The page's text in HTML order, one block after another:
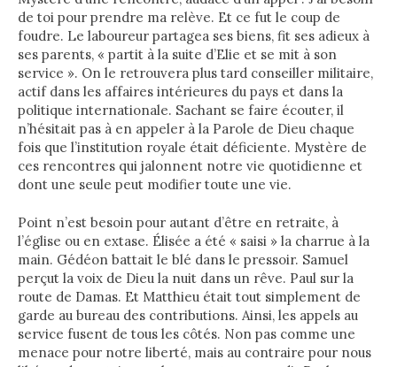
de toi pour prendre ma relève. Et ce fut le coup de
foudre. Le laboureur partagea ses biens, fit ses adieux à
ses parents, « partit à la suite d’Elie et se mit à son
service ». On le retrouvera plus tard conseiller militaire,
actif dans les affaires intérieures du pays et dans la
politique internationale. Sachant se faire écouter, il
n’hésitait pas à en appeler à la Parole de Dieu chaque
fois que l’institution royale était déficiente. Mystère de
ces rencontres qui jalonnent notre vie quotidienne et
dont une seule peut modifier toute une vie.
Point n’est besoin pour autant d’être en retraite, à
l’église ou en extase. Élisée a été « saisi » la charrue à la
main. Gédéon battait le blé dans le pressoir. Samuel
perçut la voix de Dieu la nuit dans un rêve. Paul sur la
route de Damas. Et Matthieu était tout simplement de
garde au bureau des contributions. Ainsi, les appels au
service fusent de tous les côtés. Non pas comme une
menace pour notre liberté, mais au contraire pour nous